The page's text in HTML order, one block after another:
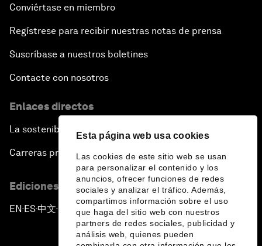
Esta página web usa cookies
Las cookies de este sitio web se usan
para personalizar el contenido y los
anuncios, ofrecer funciones de redes
sociales y analizar el tráfico. Además,
compartimos información sobre el uso
que haga del sitio web con nuestros
partners de redes sociales, publicidad y
análisis web, quienes pueden
Conviértase en miembro
Regístrese para recibir nuestras notas de prensa
Suscríbase a nuestros boletines
Contacte con nosotros
Enlaces directos
La sostenibilidad en el Foro
Carreras profesionales
Ediciones en otros idiomas
EN ▪ES▪中文▪ 日本語